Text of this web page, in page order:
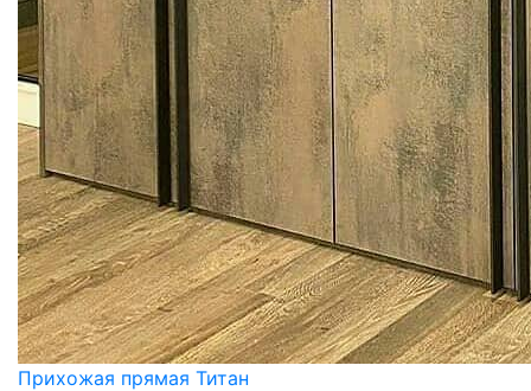
Прихожая прямая Титан